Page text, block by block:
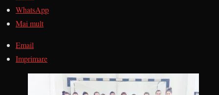
WhatsApp
Mai mult
Email
Imprimare